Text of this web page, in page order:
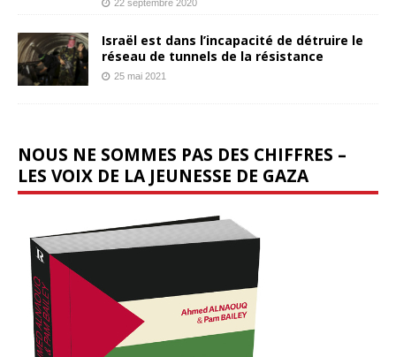
22 septembre 2020
Israël est dans l’incapacité de détruire le
réseau de tunnels de la résistance
25 mai 2021
NOUS NE SOMMES PAS DES CHIFFRES –
LES VOIX DE LA JEUNESSE DE GAZA